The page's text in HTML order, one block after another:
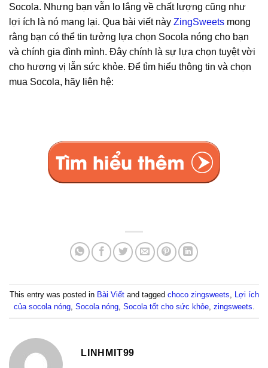
Socola. Nhưng bạn vẫn lo lắng về chất lượng cũng như
lợi ích là nó mang lại. Qua bài viết này ZingSweets mong
rằng bạn có thể tin tưởng lựa chọn Socola nóng cho bạn
và chính gia đình mình. Đây chính là sự lựa chọn tuyệt vời
cho hương vị lẫn sức khỏe. Để tìm hiểu thông tin và chọn
mua Socola, hãy liên hệ:
This entry was posted in Bài Viếtand tagged choco zingsweets
Lợi ích
của socola nóng, Socola nóng, Socola tốt cho sức khỏe, zingsweets
LINHMIT99